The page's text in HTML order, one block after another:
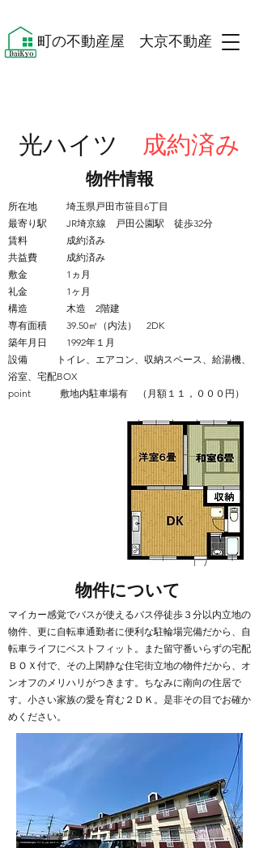
​町の不動産屋 大京不動産 ​
光ハイツ 成約済み
​物件情報
所在地 埼玉県戸田市笹目6丁目
最寄り駅 JR埼京線 戸田公園駅 徒歩32分
賃料 成約済み
共益費 成約済み
敷金 1ヵ月
礼金 1ヶ月
構造 木造 2階建
専有面積 39.50㎡（内法） 2DK
築年月日 1992年１月
設備 トイレ、エアコン、収納スペース、給湯機、
浴室、宅配BOX
point 敷地内駐車場有 （月額１１，０００円）
​物件について
マイカー感覚でバスが使えるバス停徒歩３分以内立地の
物件、更に自転車通勤者に便利な駐輪場完備だから、自
転車ライフにベストフィット。また留守番いらずの宅配
ＢＯＸ付で、その上閑静な住宅街立地の物件だから、オ
ンオフのメリハリがつきます。ちなみに南向の住居で
す。小さい家族の愛を育む２ＤＫ。是非その目でお確か
めください。